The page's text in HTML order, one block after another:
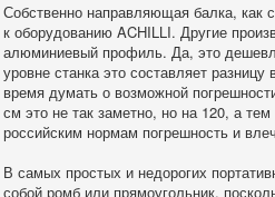
Собственно направляющая балка, как
к оборудованию ACHILLI. Другие
алюминиевый профиль. Да, это
уровне станка это составляет
время думать о возможной
см это не так заметно, но на 120, а
российским нормам погрешность и
В самых простых и недорогих
собой ромб или прямоугольник,